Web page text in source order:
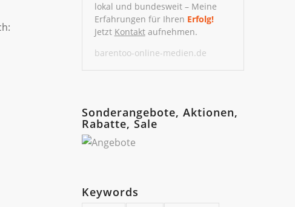
lokal und bundesweit – Meine
Erfahrungen für Ihren Erfolg!
Jetzt Kontaktaufnehmen.
barentoo-online-medien.de
Sonderangebote, Aktionen,
Rabatte, Sale
Keywords